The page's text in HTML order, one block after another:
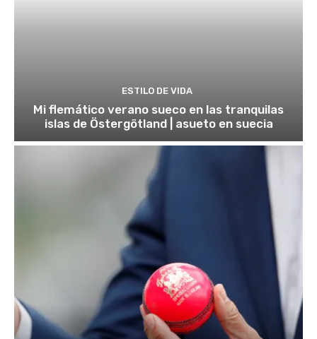
ESTILO DE VIDA
Mi flemático verano sueco en las tranquilas
islas de Östergötland | asueto en suecia